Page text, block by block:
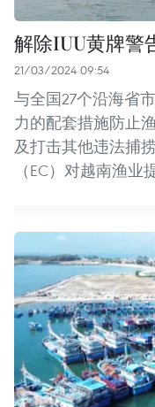
解除IUU黄牌警
21/03/2024 09:54
与全国27个沿海省
力的配套措施防止
及打击其他违法捕
（EC）对越南渔业